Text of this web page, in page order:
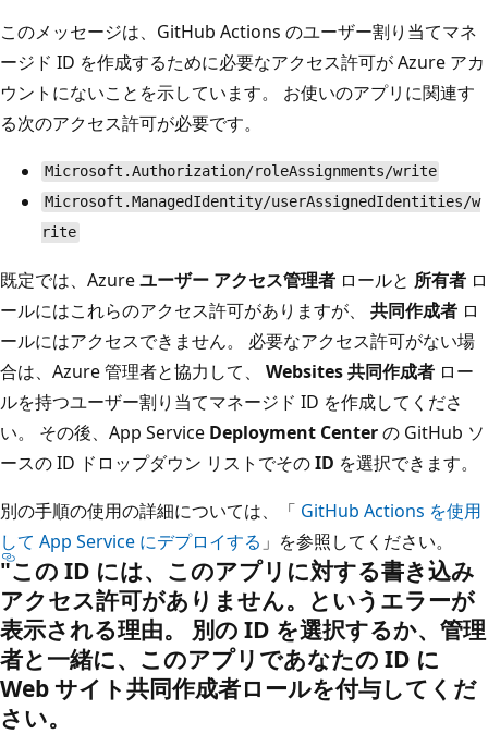
このメッセージは、GitHub Actions のユーザー割り当てマネ
ージド ID を作成するために必要なアクセス許可が Azure アカ
ウントにないことを示しています。 お使いのアプリに関連す
る次のアクセス許可が必要です。
Microsoft.Authorization/roleAssignments/write
Microsoft.ManagedIdentity/userAssignedIdentities/w
rite
既定では、Azureユーザー アクセス管理者 ロールと 所有者 ロ
ールにはこれらのアクセス許可がありますが、 共同作成者 ロ
ールにはアクセスできません。 必要なアクセス許可がない場
合は、Azure 管理者と協力して、 Websites 共同作成者 ロー
ルを持つユーザー割り当てマネージド ID を作成してくださ
い。 その後、App Service Deployment Centerの GitHub ソ
ースの ID ドロップダウン リストでそのID を選択できます。
別の手順の使用の詳細については、「 GitHub Actions を使用
して App Service にデプロイする 」を参照してください。
"この ID には、このアプリに対する書き込み
アクセス許可がありません。というエラーが
表示される理由。 別の ID を選択するか、管理
者と一緒に、このアプリであなたの ID に
Web サイト共同作成者ロールを付与してくだ
さい。